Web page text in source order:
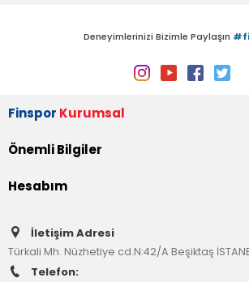
Deneyimlerinizi Bizimle Paylaşın
Finspor Kurumsal
Önemli Bilgiler
Hesabım
İletişim Adresi
Türkali Mh. Nüzhetiye cd.N:42/A Beşiktaş
Telefon: